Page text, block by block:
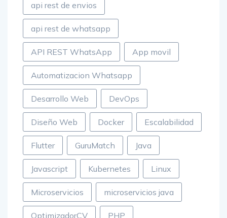
api rest de envios
api rest de whatsapp
API REST WhatsApp App movil
Automatizacion Whatsapp
Desarrollo Web DevOps
Diseño Web Docker Escalabilidad
Flutter GuruMatch Java
Javascript Kubernetes Linux
Microservicios microservicios java
OptimizadorCV PHP